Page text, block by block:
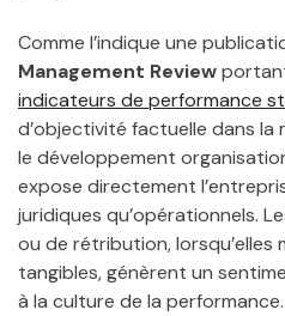
Comme l’indique une
Management Review
indicateurs de performance
d’objectivité factuelle dans la
le développement
expose directement
juridiques qu’opérationnels.
ou de rétribution,
tangibles, génèrent un
à la culture de la